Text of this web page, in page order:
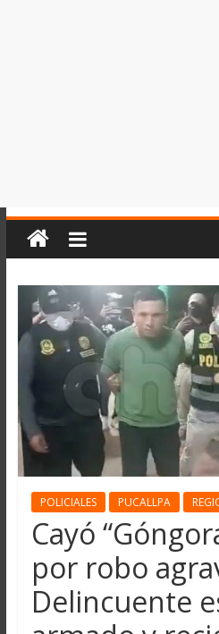
POLICIALES PUCALLPA
Cayó
por robo
Delincuente